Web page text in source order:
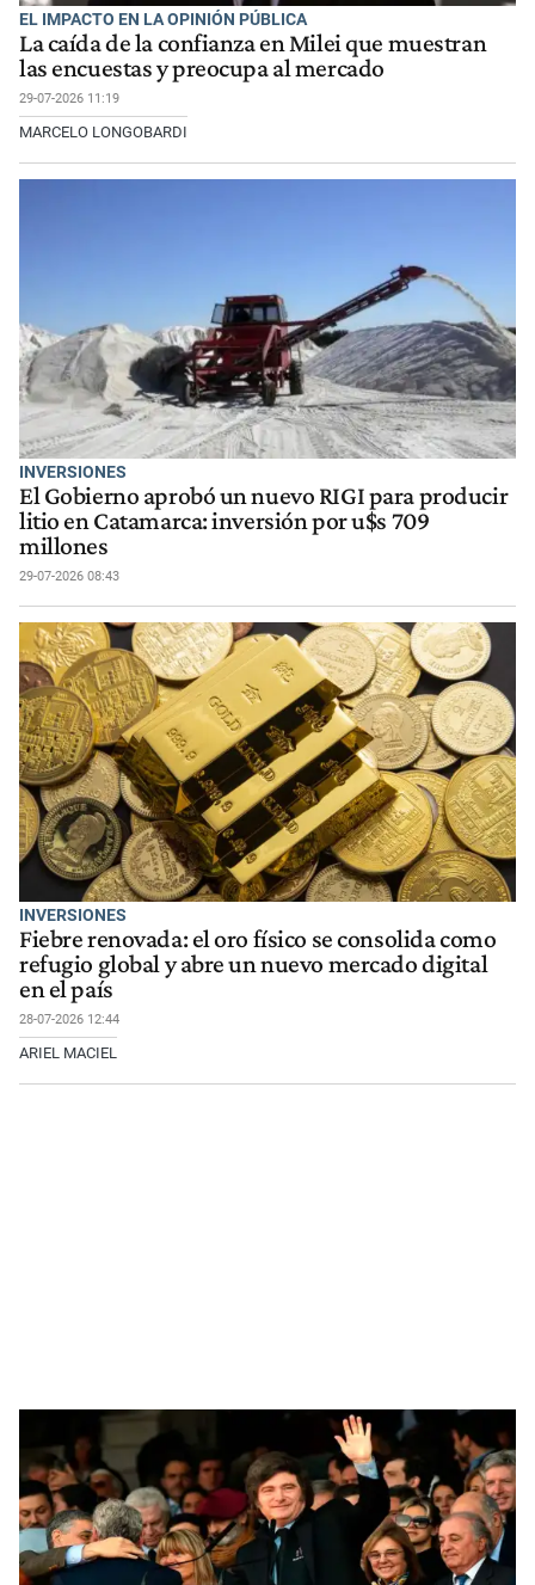
EL IMPACTO EN LA OPINIÓN PÚBLICA
La caída de la confianza en Milei que muestran
las encuestas y preocupa al mercado
29-07-2026 11:19
MARCELO LONGOBARDI
INVERSIONES
El Gobierno aprobó un nuevo RIGI para producir
litio en Catamarca: inversión por u$s 709
millones
29-07-2026 08:43
INVERSIONES
Fiebre renovada: el oro físico se consolida como
refugio global y abre un nuevo mercado digital
en el país
28-07-2026 12:44
ARIEL MACIEL